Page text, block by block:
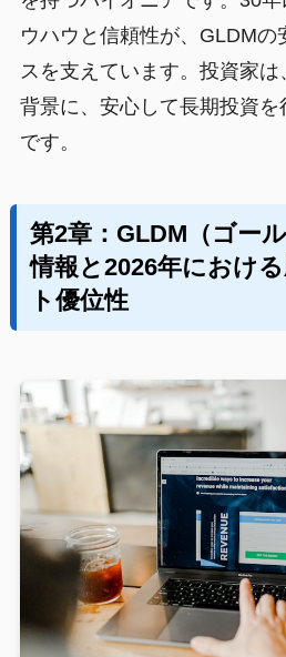
ウハウと信頼性が、GLDMの
スを支えています。投資家
背景に、安心して長期投資
です。
第2章：GLDM（ゴー
情報と2026年におけ
ト優位性